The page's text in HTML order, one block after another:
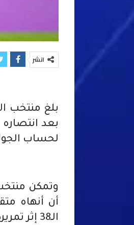
انشر
لحساب
وتمكن
أن أنهاه
الـ38 إثر تمريرة من سيرجينيو ديست.